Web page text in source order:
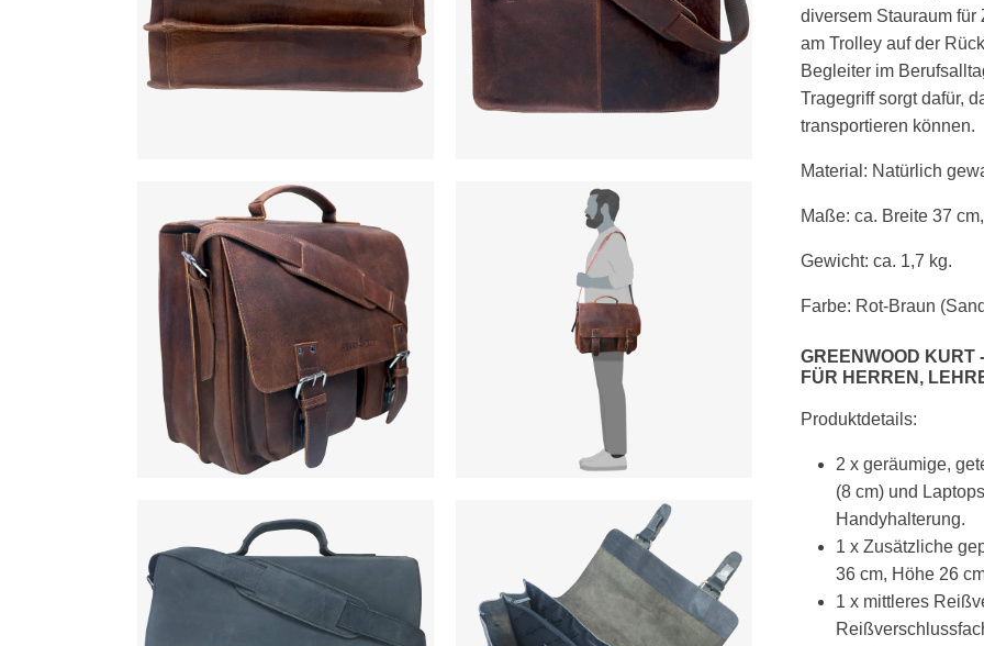
diversem Stauraum
am Trolley auf der
Begleiter im
Tragegriff sorgt dafür,
transportieren können.
Material: Natürlich
Maße: ca. Breite 37
Gewicht: ca. 1,7 kg.
Farbe: Rot-Braun
GREENWOOD KURT
ÜR HERREN,
Produktdetails:
2 x geräumige,
(8 cm) und
Handyhalterung.
1 x Zusätzliche
36 cm, Höhe 26
1 x mittleres